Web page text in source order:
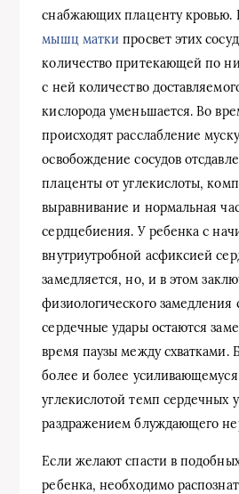
снабжающих плаценту кровью.
мышц матки просвет этих
количество притекающей по
с ней количество
кислорода уменьшается. Во
происходят расслабление
освобождение сосудов
плаценты от углекислоты,
выравнивание и нормальная
сердцебиения. У ребенка с
внутриутробной асфиксией
замедляется, но, и в этом
физиологического замедления
сердечные удары остаются
время паузы между схватками.
более и более
углекислотой темп сердечных
раздражением блуждающего
Если желают спасти в
ребенка, необходимо